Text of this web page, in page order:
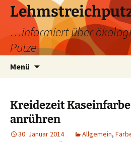
Zum
Inhalt
springen
…informiert über
Putze
Menü
Kreidezeit
anrühren
30. Januar 2014 Allgemein,